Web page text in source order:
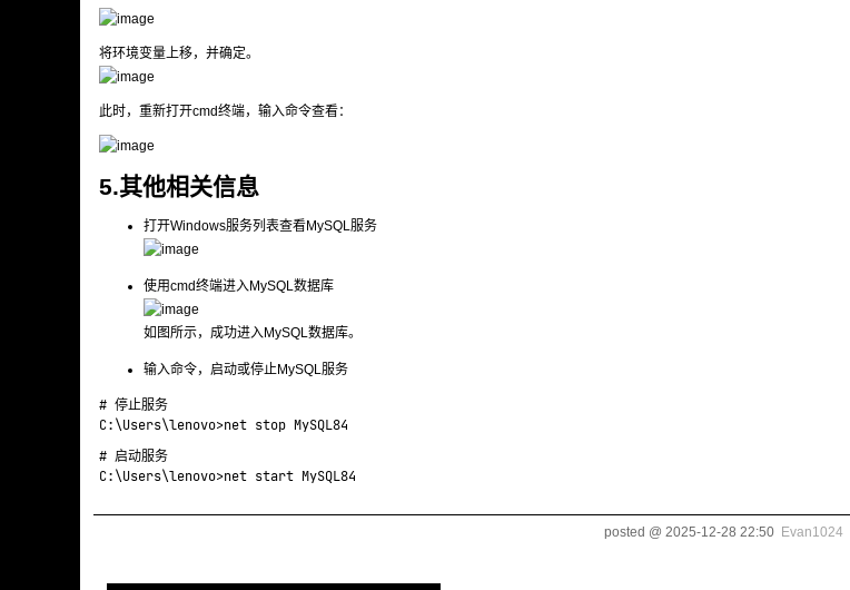
将环境变量上移，并确定。
此时，重新打开cmd终端，输入命令查看：
5.其他相关信息
打开Windows服务列表查看MySQL服务
使用cmd终端进入MySQL数据库
如图所示，成功进入MySQL数据库。
输入命令，启动或停止MySQL服务
# 停止服务
# 启动服务
posted @ 2025-12-28 22:50 Evan1024